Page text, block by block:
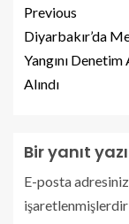
Previous
Diyarbakır’da
Yangını Denetim
Alındı
Bir yanıt
E-posta
işaretlenmişlerdir